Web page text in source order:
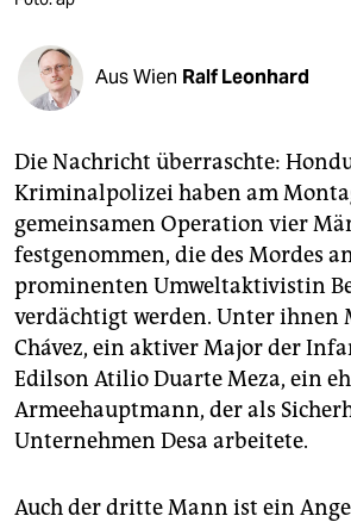
shop
fragen & hilfe
unterstützen
abo
genossenschaft
epaper login
Aus Wien Ralf Leonhard
Die Nachricht überraschte:
Kriminalpolizei haben am
gemeinsamen Operation vier
festgenommen, die des Mordes
prominenten Umweltaktivistin
verdächtigt werden. Unter ihnen
Chávez, ein aktiver Major der
Edilson Atilio Duarte Meza, ein
Armeehauptmann, der als
Unternehmen Desa arbeitete.
Auch der dritte Mann ist ein